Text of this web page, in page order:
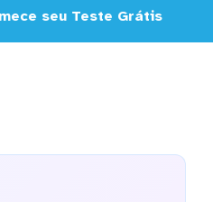
seu Teste Grátis